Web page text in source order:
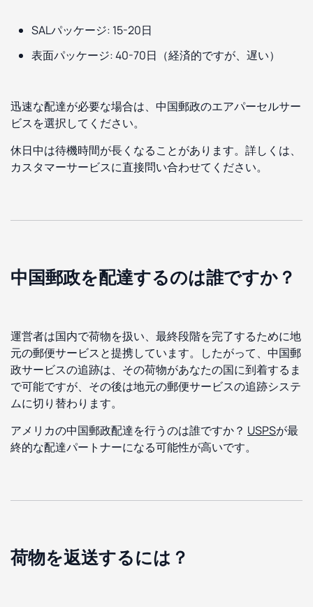
SALパッケージ: 15-20日
表面パッケージ: 40-70日（経済的ですが、遅い）
迅速な配達が必要な場合は、中国郵政のエアパーセルサー
ビスを選択してください。
休日中は待機時間が長くなることがあります。詳しくは、
カスタマーサービスに直接問い合わせてください。
中国郵政を配達するのは誰ですか？
運営者は国内で荷物を扱い、最終段階を完了するために地
元の郵便サービスと提携しています。したがって、中国郵
政サービスの追跡は、その荷物があなたの国に到着するま
で可能ですが、その後は地元の郵便サービスの追跡システ
ムに切り替わります。
アメリカの中国郵政配達を行うのは誰ですか？ USPSが最
終的な配達パートナーになる可能性が高いです。
荷物を返送するには？